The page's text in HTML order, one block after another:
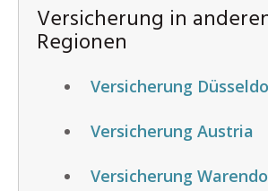
Versicherung in
Regionen
Versicherung
Versicherung Austria
Versicherung